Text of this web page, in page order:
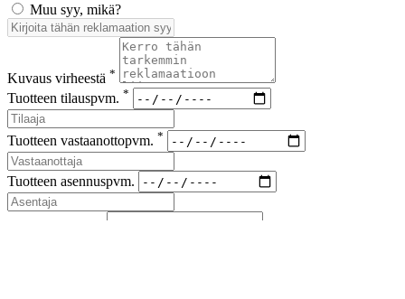
Muu syy, mikä?
Kuvaus virheestä *
Tuotteen tilauspvm. *
Tuotteen vastaanottopvm. *
Tuotteen asennuspvm.